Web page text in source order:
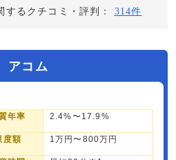
するクチコミ・評判： 314件
アコム
年率 2.4%〜17.9%
度額 1万円〜800万円